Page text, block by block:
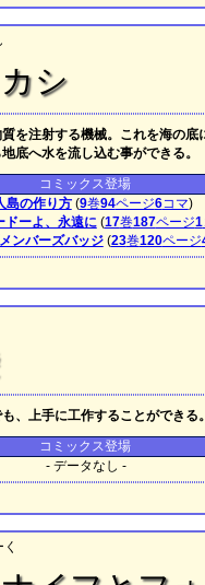
シ
を注射する機械。これを海の
底へ水を流し込む事ができる。
コミックス登場
島の作り方(9巻94ページ6コマ)
ドーよ、永遠に(17巻187ページ1
ンバーズバッジ(23巻120ページ
、上手に工作することができる。
コミックス登場
- データなし -